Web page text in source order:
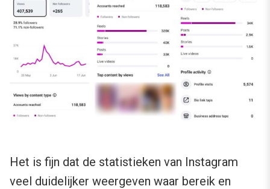
Het is fijn dat de statistieken van Instagram
veel duidelijker weergeven waar bereik en